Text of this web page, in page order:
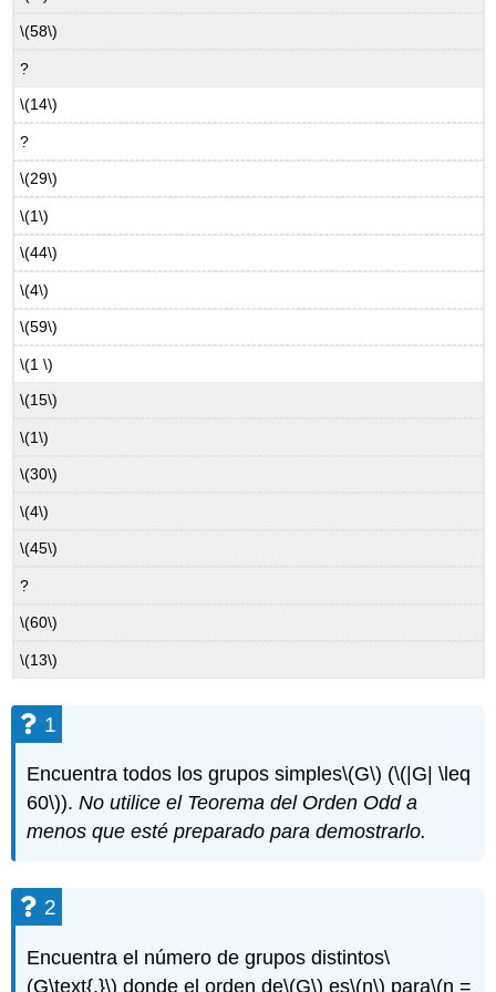
\(58\)
?
\(14\)
?
\(29\)
\(1\)
\(44\)
\(4\)
\(59\)
\(1 \)
\(15\)
\(1\)
\(30\)
\(4\)
\(45\)
?
\(60\)
\(13\)
1
Encuentra todos los grupos simples\(G\) (\(|G| \leq
60\)).No utilice el Teorema del Orden Odd a
menos que esté preparado para demostrarlo.
2
Encuentra el número de grupos distintos\
(G\text{,}\) donde el orden de\(G\) es\(n\) para\(n =